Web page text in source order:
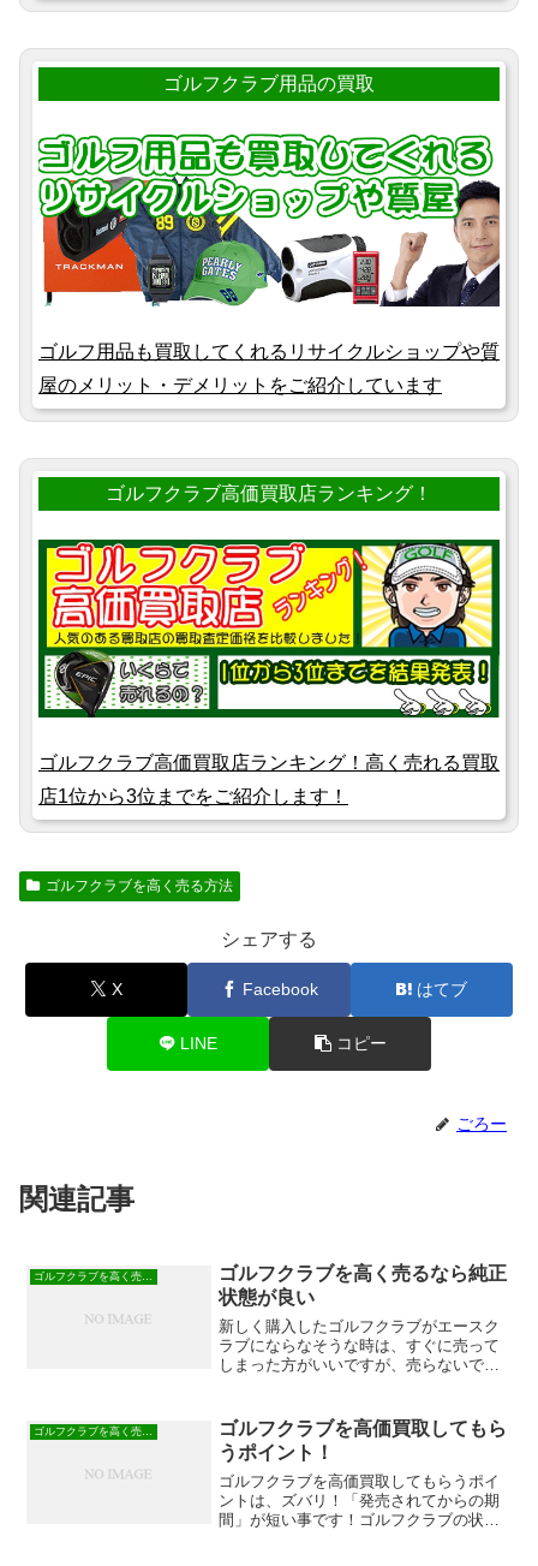
ゴルフクラブ用品の買取
ゴルフ用品も買取してくれるリサイクルショップや質
屋のメリット・デメリットをご紹介しています
ゴルフクラブ高価買取店ランキング！
ゴルフクラブ高価買取店ランキング！高く売れる買取
店1位から3位までをご紹介します！
ゴルフクラブを高く売る方法
シェアする
X Facebook はてブ
LINE コピー
ごろー
関連記事
ゴルフクラブを高く売るなら純正
状態が良い
新しく購入したゴルフクラブがエースク
ラブにならなそうな時は、すぐに売って
しまった方がいいですが、売らないで使
フクラブ買取で、重要なのは発売されて
からの期間とゴルフクラブ...
ゴルフクラブを高く売る方法
ゴルフクラブを高価買取してもら
うポイント！
ゴルフクラブを高価買取してもらうポイ
ントは、ズバリ！「発売されてからの期
間」が短い事です！ゴルフクラブの状態